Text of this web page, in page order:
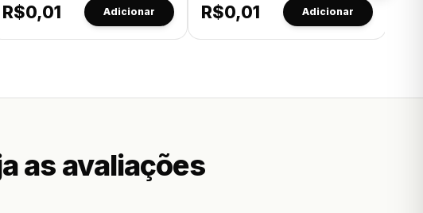
R$0,01 Adicionar R$0,01 Adicionar
as avaliações